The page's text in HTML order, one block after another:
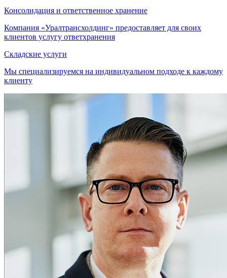
Консолидация и ответственное хранение
Компания «Уралтрансхолдинг» предоставляет для своих
клиентов услугу ответхранения
Складские услуги
Мы специализируемся на индивидуальном подходе к каждому
клиенту